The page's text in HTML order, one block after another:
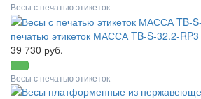
Весы с печатью этикеток
печатью этикеток МАССА TB-S-32.2-RP3
39 730 руб.
Весы с печатью этикеток